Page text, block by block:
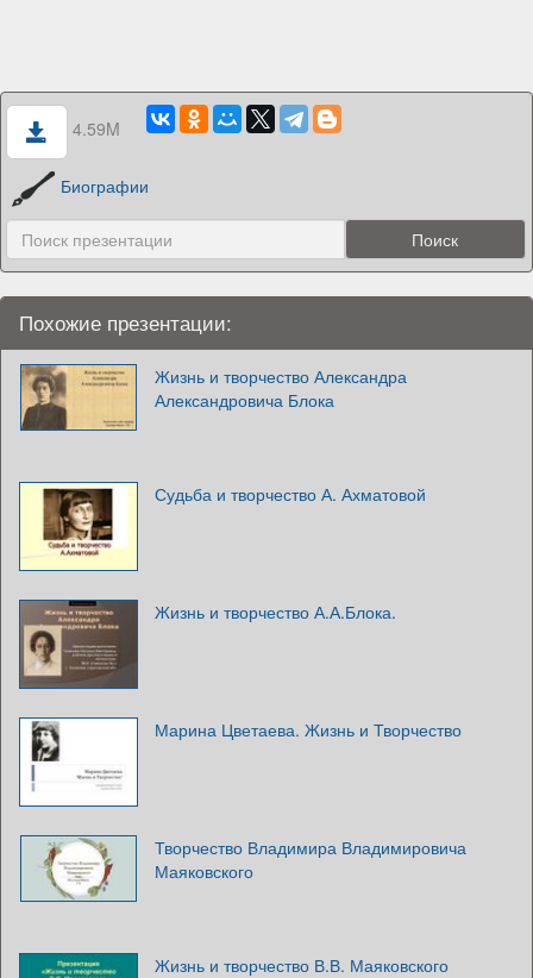
4.59M
Биографии
Похожие презентации:
Жизнь и творчество Александра
Александровича Блока
Судьба и творчество А. Ахматовой
Жизнь и творчество А.А.Блока.
Марина Цветаева. Жизнь и Творчество
Творчество Владимира Владимировича
Маяковского
Жизнь и творчество В.В. Маяковского